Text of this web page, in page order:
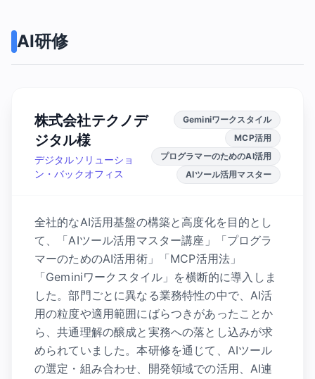
AI研修
株式会社テクノデ
ジタル様
デジタルソリューショ
ン・バックオフィス
Geminiワークスタイル
MCP活用
プログラマーのためのAI活用
AIツール活用マスター
全社的なAI活用基盤の構築と高度化を目的とし
て、「AIツール活用マスター講座」「プログラ
マーのためのAI活用術」「MCP活用法」
「Geminiワークスタイル」を横断的に導入しま
した。部門ごとに異なる業務特性の中で、AI活
用の粒度や適用範囲にばらつきがあったことか
ら、共通理解の醸成と実務への落とし込みが求
められていました。本研修を通じて、AIツール
の選定・組み合わせ、開発領域での活用、AI連